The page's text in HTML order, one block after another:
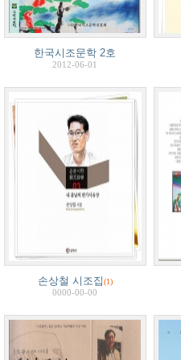
한국시조문학 2호
2012-06-01
손상철 시조집(1)
0000-00-00